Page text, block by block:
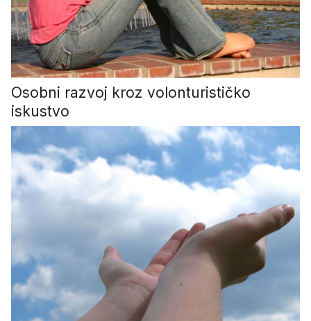
Osobni razvoj kroz volonturističko
iskustvo